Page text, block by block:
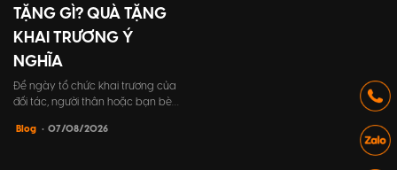
TẶNG GÌ? QUÀ TẶNG
KHAI TRƯƠNG Ý
NGHĨA
Để ngày tổ chức khai trương của
đối tác, người thân hoặc bạn bè
món quà tặng đặc biệt. Hãy tham
Blog • 07/08/2026